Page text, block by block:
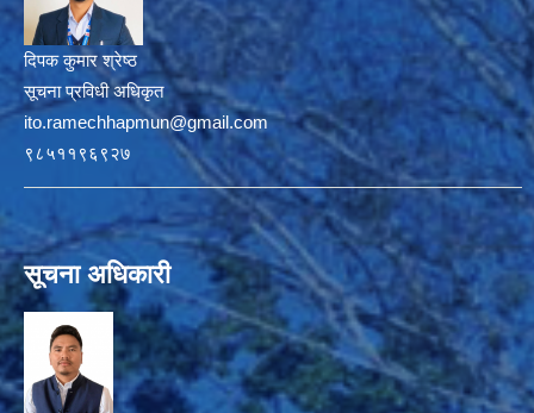
दिपक कुमार श्रेष्ठ
सूचना प्रविधी अधिकृत
ito.ramechhapmun@gmail.com
९८५११९६९२७
सूचना अधिकारी